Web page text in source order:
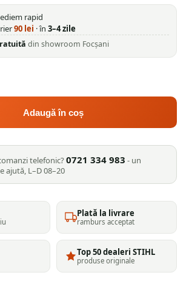
rapid
90 lei · în 3–4 zile
din showroom Focșani
Adaugă în coș
telefonic?0721 334 983 - un
ajută, L–D 08–20
Plată la livrare
ramburs acceptat
Top 50 dealeri STIHL
produse originale